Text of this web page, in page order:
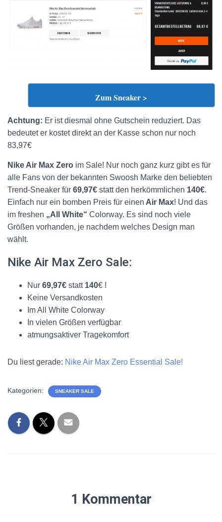
Zum Sneaker >
Achtung: Er ist diesmal ohne Gutschein reduziert. Das
bedeutet er kostet direkt an der Kasse schon nur noch
83,97€
Nike Air Max Zero im Sale! Nur noch ganz kurz gibt es für
alle Fans von der bekannten Swoosh Marke den beliebten
Trend-Sneaker für 69,97€ statt den herkömmlichen 140€.
Einfach nur ein bomben Preis für einen Air Max! Und das
im freshen „All White“ Colorway. Es sind noch viele
Größen vorhanden, je nachdem welches Design man
wählt.
Nike Air Max Zero Sale:
Nur 69,97€ statt 140€ !
Keine Versandkosten
Im All White Colorway
In vielen Größen verfügbar
atmungsaktiver Tragekomfort
Du liest gerade: Nike Air Max Zero Essential Sale!
Kategorien: SNEAKER SALE
1 Kommentar